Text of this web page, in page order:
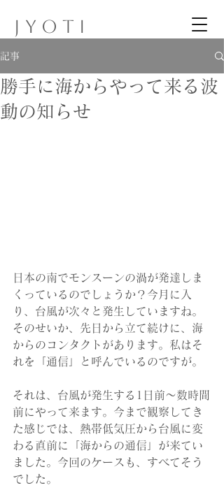
J Y O T I
記事
勝手に海からやって来る波
動の知らせ
日本の南でモンスーンの渦が発達しま
くっているのでしょうか？今月に入
り、台風が次々と発生していますね。
そのせいか、先日から立て続けに、海
からのコンタクトがあります。私はそ
れを「通信」と呼んでいるのですが。
それは、台風が発生する1日前〜数時間
前にやって来ます。今まで観察してき
た感じでは、熱帯低気圧から台風に変
わる直前に「海からの通信」が来てい
ました。今回のケースも、すべてそう
でした。